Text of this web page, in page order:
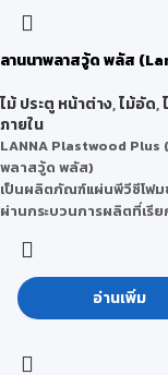
ลานนาพลาสวู้ด พลัส
ไม้ ประตู หน้าต่าง,ไม้อัด,
ภายใน
LANNA Plastwood Plus
พลาสวู้ด พลัส)
เป็นผลิตภัณฑ์แผ่นพีวีซีโฟ
ผ่านกระบวนการผลิตที่เรี
นี้มีลักษณะผิวหน้าหน้าแข็ง
กับโดยนำเทคโนโลยีพลา
มิตรกับสิ่งแวดล้อม ได้รับ
Green Label จากประเท
อย่างสมบูรณ์แบบ ทุกชิ้นง
อ่านเพิ่ม